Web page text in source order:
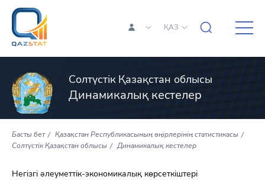
ҚАЗ
Солтүстік Қазақстан облысы
Динамикалық кестелер
Басты бет
Қазақстан Республикасының өңірлерінің статистикасы
Солтүстік Қазақстан облысы
Динамикалық кестелер
Негізгі әлеуметтік-экономикалық көрсеткіштері